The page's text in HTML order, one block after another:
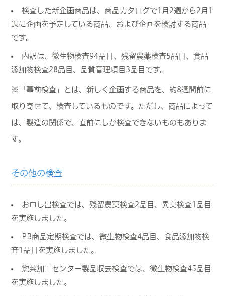
検査した新企画商品は、商品カタログで1月2週から2月1
週に企画を予定している商品、および企画を検討する商品
です。
内訳は、微生物検査94品目、残留農薬検査5品目、食品
添加物検査28品目、品質管理項目3品目です。
※「事前検査」とは、新しく企画する商品を、約8週間前に
取り寄せて、検査しているものです。ただし、商品によって
は、製造の関係で、直前にしか検査できないものもありま
す。
その他の検査
お申し出検査では、残留農薬検査2品目、異臭検査1品目
を実施しました。
PB商品定期検査では、微生物検査4品目、食品添加物検
査1品目を実施しました。
惣菜加工センター製品収去検査では、微生物検査45品目
を実施しました。